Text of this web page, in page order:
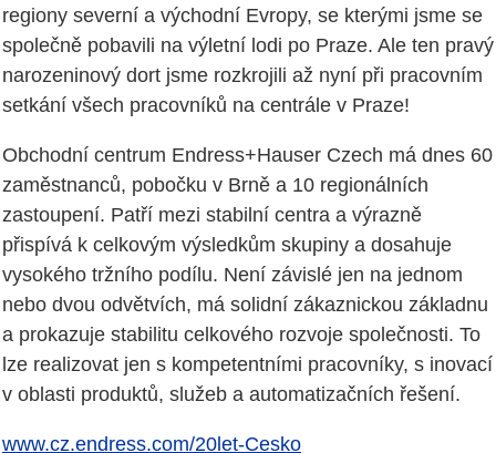
regiony severní a východní Evropy, se kterými jsme se
společně pobavili na výletní lodi po Praze. Ale ten pravý
narozeninový dort jsme rozkrojili až nyní při pracovním
setkání všech pracovníků na centrále v Praze!
Obchodní centrum Endress+Hauser Czech má dnes 60
zaměstnanců, pobočku v Brně a 10 regionálních
zastoupení. Patří mezi stabilní centra a výrazně
přispívá k celkovým výsledkům skupiny a dosahuje
vysokého tržního podílu. Není závislé jen na jednom
nebo dvou odvětvích, má solidní zákaznickou základnu
a prokazuje stabilitu celkového rozvoje společnosti. To
lze realizovat jen s kompetentními pracovníky, s inovací
v oblasti produktů, služeb a automatizačních řešení.
www.cz.endress.com/20let-Cesko